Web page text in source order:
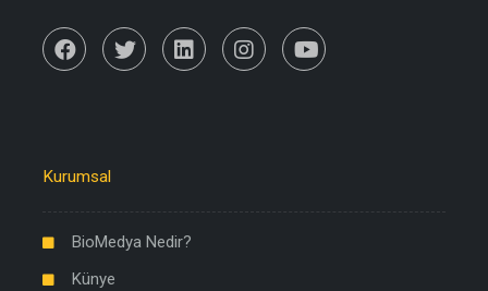
Kurumsal
BioMedya Nedir?
Künye